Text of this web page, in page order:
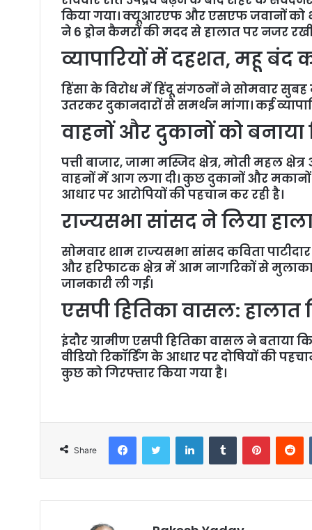
किया गया। क्यूआरएफ और एसएफ जवानों को
ने 6 ड्रोन कैमरों की मदद से हालात पर नजर
व्यापारियों में दहशत, महू बंद
हिंसा के विरोध में हिंदू संगठनों ने सोमवार
उतरकर दुकानदारों से समर्थन मांगा। कई
वाहनों और दुकानों को बनाया
पत्ती बाजार, जामा मस्जिद क्षेत्र, मोती महल
वाहनों में आग लगा दी। कुछ दुकानों और
आधार पर आरोपियों की पहचान कर रही है।
राज्यसभा सांसद ने लिया
सोमवार शाम राज्यसभा सांसद कविता
और हरिफाटक क्षेत्र में आम नागरिकों से
जानकारी ली गई।
एसपी हितिका वासल: हालात
इंदौर ग्रामीण एसपी हितिका वासल ने बताया
वीडियो रिकॉर्डिंग के आधार पर दोषियों की
कुछ को गिरफ्तार किया गया है।
Share